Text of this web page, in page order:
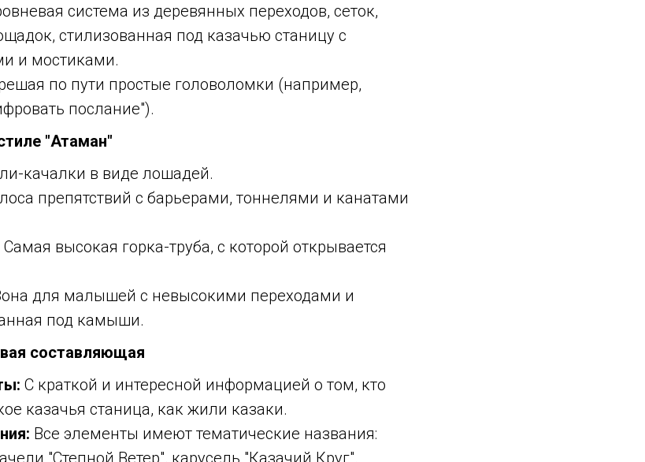
система из деревянных переходов, сеток,
стилизованная под казачью станицу с
и мостиками.
по пути простые головоломки (например,
послание").
"Атаман"
качалки в виде лошадей.
препятствий с барьерами, тоннелями и канатами
Самая высокая горка-труба, с которой открывается
для малышей с невысокими переходами и
под камыши.
составляющая
С краткой и интересной информацией о том, кто
казачья станица, как жили казаки.
Все элементы имеют тематические названия:
"Степной Ветер", карусель "Казачий Круг".